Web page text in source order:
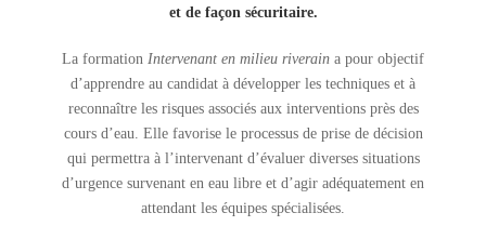
et de façon sécuritaire.
La formation Intervenant en milieu riverain a pour objectif
d’apprendre au candidat à développer les techniques et à
reconnaître les risques associés aux interventions près des
cours d’eau. Elle favorise le processus de prise de décision
qui permettra à l’intervenant d’évaluer diverses situations
d’urgence survenant en eau libre et d’agir adéquatement en
attendant les équipes spécialisées.